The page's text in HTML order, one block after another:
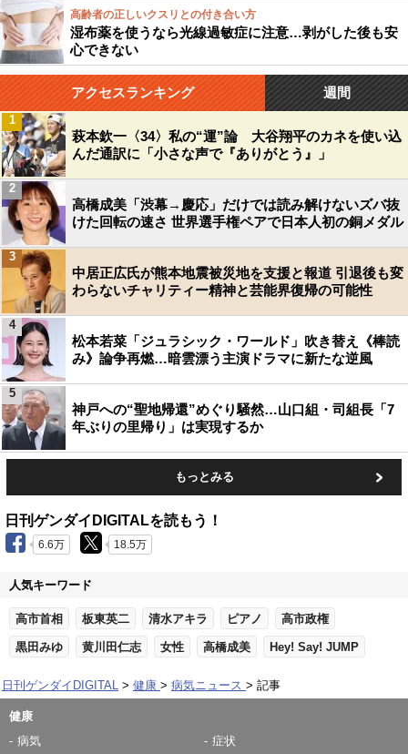
高齢者の正しいクスリとの付き合い方
湿布薬を使うなら光線過敏症に注意…剥がした後も安
心できない
アクセスランキング 週間
萩本欽一〈34〉私の“運”論 大谷翔平のカネを使い込
んだ通訳に「小さな声で『ありがとう』」
1
高橋成美「渋幕→慶応」だけでは読み解けないズバ抜
けた回転の速さ 世界選手権ペアで日本人初の銅メダル
2
中居正広氏が熊本地震被災地を支援と報道 引退後も変
わらないチャリティー精神と芸能界復帰の可能性
3
松本若菜「ジュラシック・ワールド」吹き替え《棒読
み》論争再燃…暗雲漂う主演ドラマに新たな逆風
4
神戸への“聖地帰還”めぐり騒然…山口組・司組長「7
年ぶりの里帰り」は実現するか
5
もっとみる
日刊ゲンダイDIGITALを読もう！
6.6万 18.5万
人気キーワード
高市首相 板東英二 清水アキラ ピアノ 高市政権
黒田みゆ 黄川田仁志 女性 高橋成美 Hey! Say! JUMP
日刊ゲンダイDIGITAL 健康 病気ニュース 記事
健康
病気
症状